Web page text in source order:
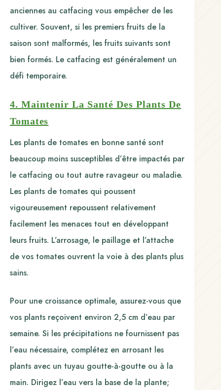
anciennes au catfacing vous empêcher de les
cultiver. Souvent, si les premiers fruits de la
saison sont malformés, les fruits suivants sont
bien formés. Le catfacing est généralement un
défi temporaire.
4. Maintenir La Santé Des Plants De
Tomates
Les plants de tomates en bonne santé sont
beaucoup moins susceptibles d’être impactés par
le catfacing ou tout autre ravageur ou maladie.
Les plants de tomates qui poussent
vigoureusement repoussent relativement
facilement les menaces tout en développant
leurs fruits. L’arrosage, le paillage et l’attache
de vos tomates ouvrent la voie à des plants plus
sains.
Pour une croissance optimale, assurez-vous que
vos plants reçoivent environ 2,5 cm d’eau par
semaine. Si les précipitations ne fournissent pas
l’eau nécessaire, complétez en arrosant les
plants avec un tuyau goutte-à-goutte ou à la
main. Dirigez l’eau vers la base de la plante;